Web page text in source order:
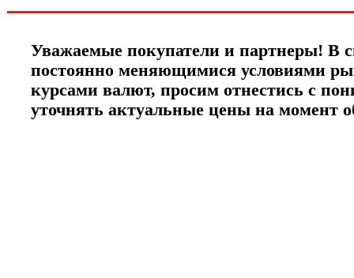
Уважаемые покупатели и партнеры! В
постоянно меняющимися условиями
курсами валют, просим отнестись с
уточнять актуальные цены на момент